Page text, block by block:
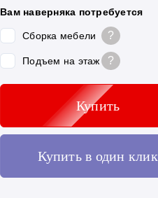
Вам наверняка потребуется
Сборка мебели ?
Подъем на этаж ?
Купить
Купить в один клик